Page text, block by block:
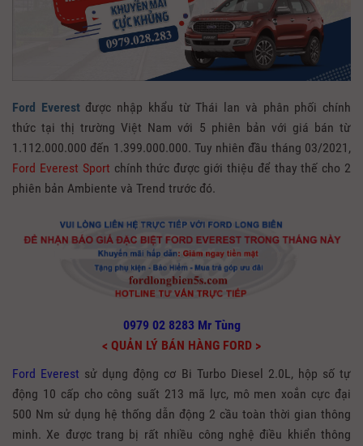
Ford Everestđược nhập khẩu từ Thái lan và phân phối chính
thức tại thị trường Việt Nam với 5 phiên bản với giá bán từ
1.112.000.000 đến 1.399.000.000. Tuy nhiên đầu tháng 03/2021,
Ford Everest Sport chính thức được giới thiệu để thay thế cho 2
phiên bản Ambiente và Trend trước đó.
0979 02 8283 Mr Tùng
< QUẢN LÝ BÁN HÀNG FORD >
Ford Everest sử dụng động cơ Bi Turbo Diesel 2.0L, hộp số tự
động 10 cấp cho công suất 213 mã lực, mô men xoắn cực đại
500 Nm sử dụng hệ thống dẫn động 2 cầu toàn thời gian thông
minh. Xe đượctrang bị rất nhiều công nghệ điều khiển thông